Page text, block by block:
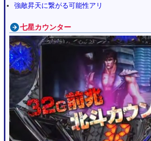
強敵昇天に繋がる可能性アリ
七星カウンター